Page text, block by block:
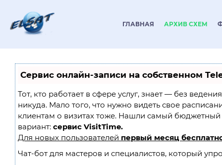
ГЛАВНАЯ АРХИВ СХЕМ
Сервис онлайн-записи на собственном
Тот, кто работает в сфере услуг, знает — без
никуда. Мало того, что нужно видеть свое
клиентам о визитах тоже. Нашли самый
вариант: сервис VisitTime.
Для новых пользователей первый месяц
Чат-бот для мастеров и специалистов, который